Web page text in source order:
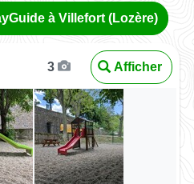
à Villefort (Lozère)
3 Afficher